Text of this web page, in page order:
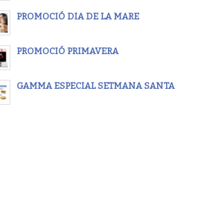
PROMOCIÓ DIA DE LA MARE
PROMOCIÓ PRIMAVERA
GAMMA ESPECIAL SETMANA SANTA